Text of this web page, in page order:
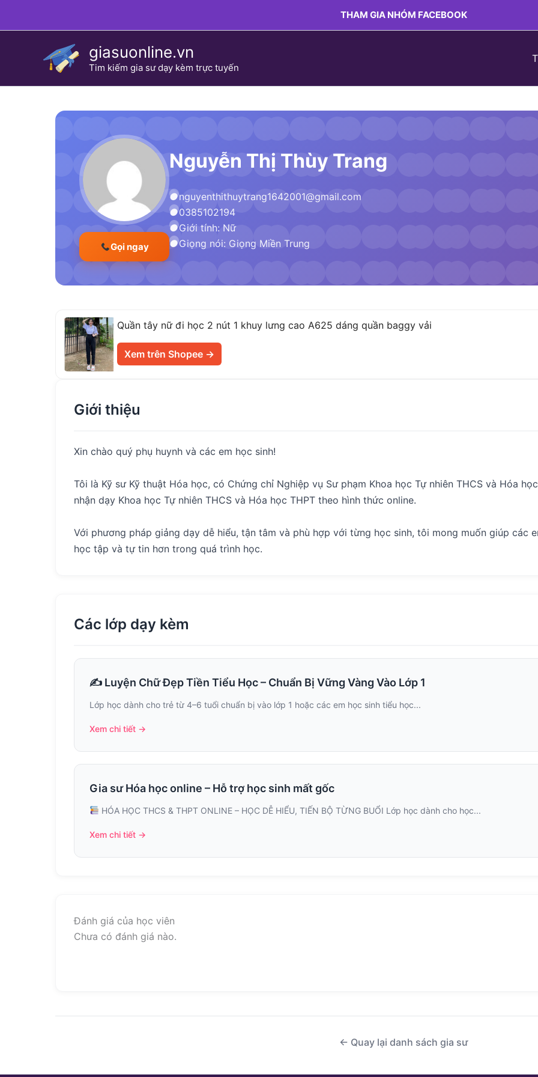
THAM GIA NHÓM FACEBOOK
giasuonline.vn
Tim kiếm gia sư dạy kèm trực tuyến
Gọi ngay
Nguyễn Thị Thùy Trang
nguyenthithuytrang1642001@gmail.com
0385102194
Giới tính: Nữ
Giọng nói: Giọng Miền Trung
Quần tây nữ đi học 2 nút 1 khuy lưng cao A625 dáng quần baggy vải
Xem trên Shopee →
Giới thiệu
Xin chào quý phụ huynh và các em học sinh!
Tôi là Kỹ sư Kỹ thuật Hóa học, có Chứng chỉ Nghiệp vụ Sư phạm Khoa học Tự nhiên THCS và Hóa
nhận dạy Khoa học Tự nhiên THCS và Hóa học THPT theo hình thức online.
Với phương pháp giảng dạy dễ hiểu, tận tâm và phù hợp với từng học sinh, tôi mong muốn giúp các
học tập và tự tin hơn trong quá trình học.
Các lớp dạy kèm
✍️ Luyện Chữ Đẹp Tiền Tiểu Học – Chuẩn Bị Vững Vàng Vào Lớp 1
Lớp học dành cho trẻ từ 4–6 tuổi chuẩn bị vào lớp 1 hoặc các em học sinh tiểu học...
Xem chi tiết →
Gia sư Hóa học online – Hỗ trợ học sinh mất gốc
HÓA HỌC THCS & THPT ONLINE – HỌC DỄ HIỂU, TIẾN BỘ TỪNG BUỔI Lớp học dành cho học...
Xem chi tiết →
Đánh giá của học viên
Chưa có đánh giá nào.
← Quay lại danh sách gia sư